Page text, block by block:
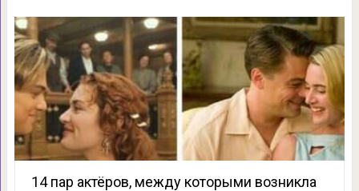
14 пар актёров, между которыми возникла